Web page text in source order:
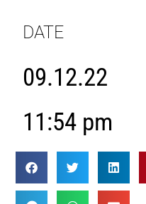
DATE
09.12.22
11:54 pm